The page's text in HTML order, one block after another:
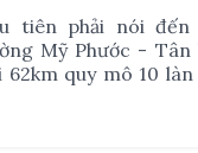
tiên phải nói
Mỹ Phước - Tân
62km quy mô 10 làn